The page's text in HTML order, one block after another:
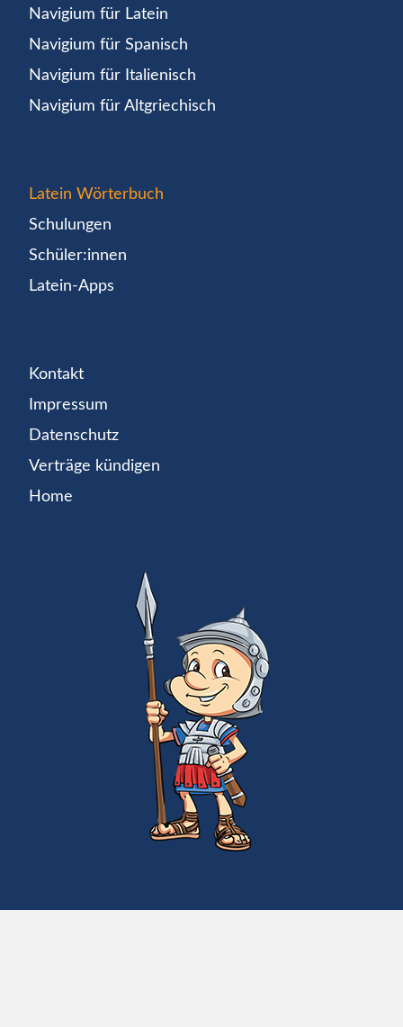
Navigium für Latein
Navigium für Spanisch
Navigium für Italienisch
Navigium für Altgriechisch
Latein Wörterbuch
Schulungen
Schüler:innen
Latein-Apps
Kontakt
Impressum
Datenschutz
Verträge kündigen
Home